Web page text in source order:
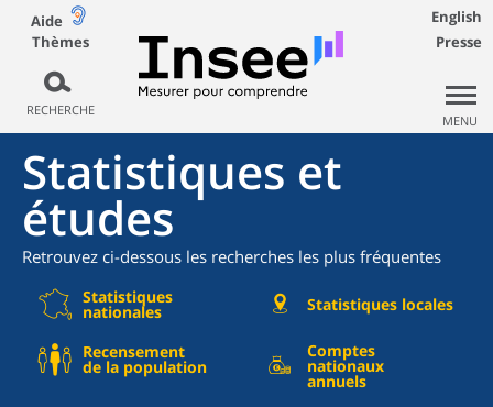
Aide
Thèmes
RECHERCHE
English
Presse
MENU
Statistiques et
études
Retrouvez ci-dessous les recherches les plus fréquentes
Statistiques
nationales Statistiques locales
Recensement
de la population
Comptes
nationaux
annuels